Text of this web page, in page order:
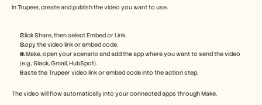
In Trupeer, create and publish the video you want to use.
Click Share, then select Embed or Link.
Copy the video link or embed code.
In Make, open your scenario and add the app where you want to send the video
(e.g., Slack, Gmail, HubSpot).
Paste the Trupeer video link or embed code into the action step.
The video will flow automatically into your connected apps through Make.
Partner Program
Sales Enablement
Pre-sales
Product Marketing
Customer Success
See more